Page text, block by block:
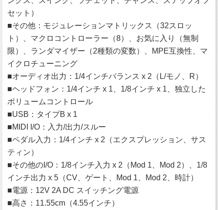
セット）
■その他：モジュレーションマトリックス（32スロッ
ト）、マクロコントローラー（8）、お気に入り（無制
限）、ランダマイザー（2種類の変数）、MPE互換性、マ
イクロチューニング
■オーディオ出力：1/4インチバランス x 2（L/モノ、R）
■ヘッドフォン：1/4インチ x 1、1/8インチ x 1、独立した
ボリュームコントロール
■USB：タイプB x 1
■MIDI I/O：入力/出力/スルー
■ペダル入力：1/4インチ x 2（エクスプレッション、サス
ティン）
■その他のI/O：1/8インチ入力 x 2（Mod 1、Mod 2）、1/8
インチ出力 x 5（CV、ゲート、Mod 1、Mod 2、時計）
■電源：12V 2A DC スイッチング電源
■高さ：11.55cm（4.55インチ）